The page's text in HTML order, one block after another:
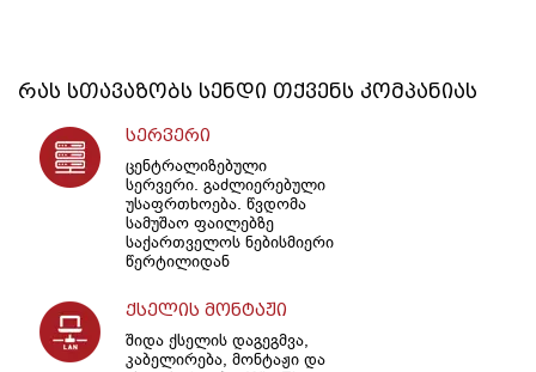
რას სთავაზობს სენდი თქვენს კომპანიას
სერვერი
ცენტრალიზებული
სერვერი. გაძლიერებული
უსაფრთხოება. წვდომა
სამუშაო ფაილებზე
საქართველოს ნებისმიერი
წერტილიდან
ქსელის მონტაჟი
შიდა ქსელის დაგეგმვა,
კაბელირება, მონტაჟი და